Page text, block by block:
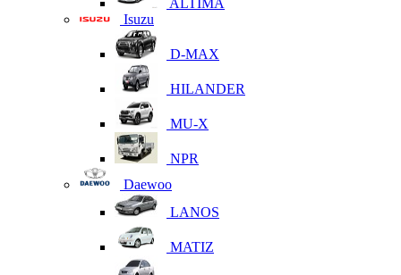
ALTIMA
Isuzu
D-MAX
HILANDER
MU-X
NPR
Daewoo
LANOS
MATIZ